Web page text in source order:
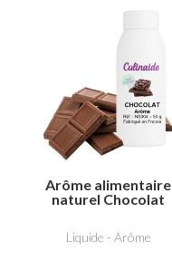
Arôme alimentaire
naturel Chocolat
Liquide - Arôme